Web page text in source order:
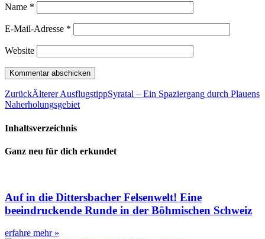
Name *
E-Mail-Adresse *
Website
ZurückÄlterer AusflugstippSyratal – Ein Spaziergang durch Plauens
Naherholungsgebiet
Inhaltsverzeichnis
Ganz neu für dich erkundet
Auf in die Dittersbacher Felsenwelt! Eine
beeindruckende Runde in der Böhmischen Schweiz
erfahre mehr »